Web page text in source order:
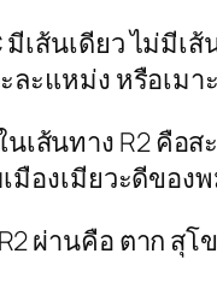
มีเส้นเดียว ไม่มี
ละแหม่ง หรือเม
ส้นทาง R2 คือส
มืองเมียวะดีของ
ผ่านคือ ตาก